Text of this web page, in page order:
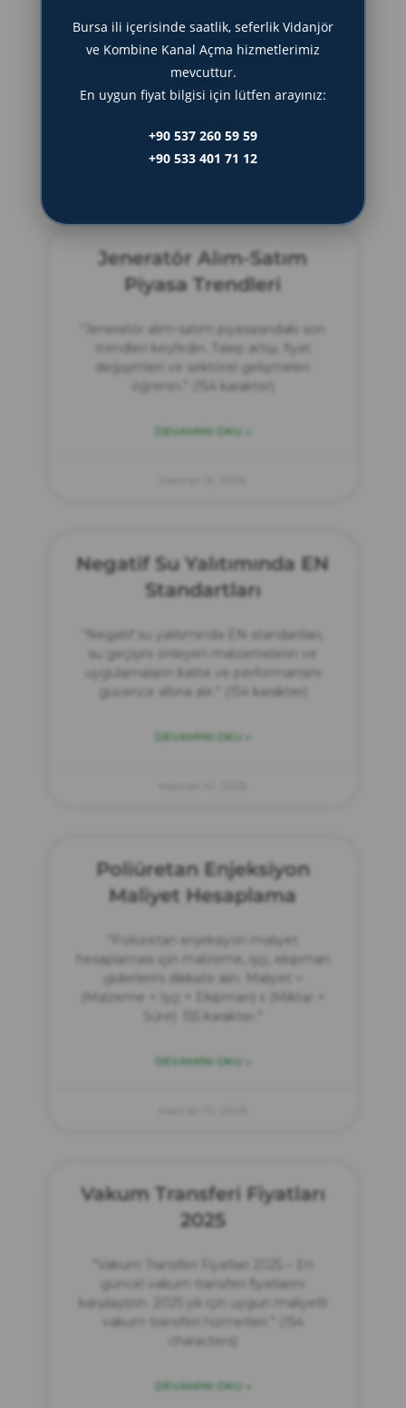
“Vakum sistemleri için ağır sanayi tesisi
referansları. Yüksek performanslı
endüstriyel vakum çözümleri.” (154
karakter)
Jeneratör Alım-Satım
Piyasa Trendleri
“Jeneratör alım-satım piyasasındaki son
trendleri keşfedin. Talep artışı, fiyat
değişimleri ve sektörel gelişmeleri
öğrenin.” (154 karakter)
DEVAMINI OKU »
Negatif Su Yalıtımında EN
Standartları
“Negatif su yalıtımında EN standartları,
su geçişini önleyen malzemelerin ve
uygulamaların kalite ve performansını
güvence altına alır.” (154 karakter)
DEVAMINI OKU »
Poliüretan Enjeksiyon
Maliyet Hesaplama
“Poliüretan enjeksiyon maliyet
hesaplaması için malzeme, işçi, ekipman
giderlerini dikkate alın. Maliyet =
(Malzeme + İşçi + Ekipman) x (Miktar +
Süre). 155 karakter.”
DEVAMINI OKU »
Vakum Transferi Fiyatları
2025
“Vakum Transferi Fiyatları 2025 – En
güncel vakum transferi fiyatlarını
karşılaştırın. 2025 yılı için uygun maliyetli
vakum transferi hizmetleri.” (154
characters)
DEVAMINI OKU »
Bursa ili içerisinde saatlik, seferlik Vidanjör
ve Kombine Kanal Açma hizmetlerimiz
mevcuttur.
En uygun fiyat bilgisi için lütfen arayınız:
+90 537 260 59 59
+90 533 401 71 12